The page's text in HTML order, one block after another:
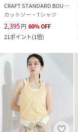
CRAFT STANDARD BOUTIQUE
カットソー・Tシャツ
2,395円 60%OFF
21ポイント(1倍)